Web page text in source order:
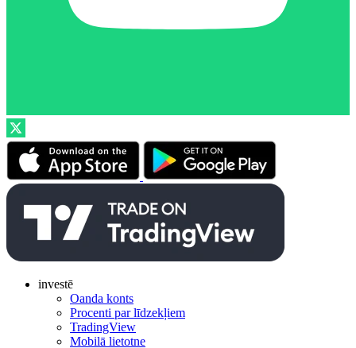
investē
Oanda konts
Procenti par līdzekļiem
TradingView
Mobilā lietotne